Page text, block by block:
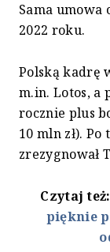
Sama umowa
2022 roku.
Polską kadrę
m.in. Lotos, a
rocznie plus
10 mln zł).
zrezygnował
Czytaj
pięknie